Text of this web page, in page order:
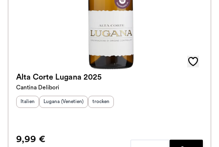
Alta Corte Lugana 2025
Cantina Delibori
Herkunftsland:
Italien Herkunftsregion:
Lugana (Venetien) Geschmack
trocken
9,99 €